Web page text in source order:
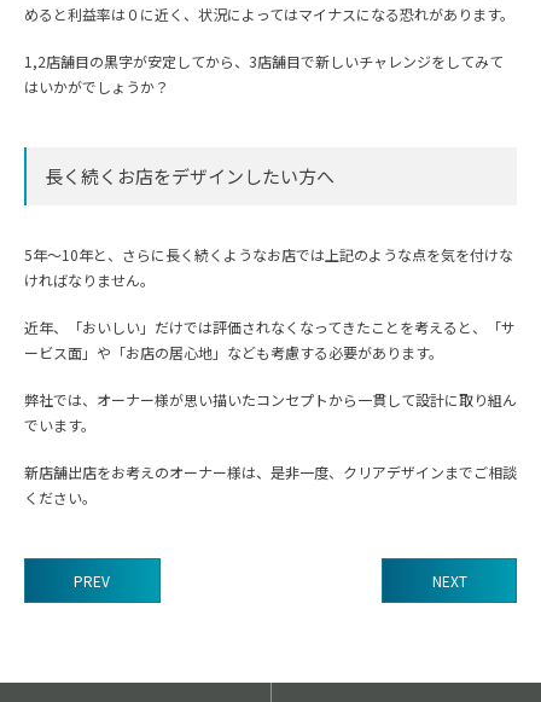
めると利益率は０に近く、状況によってはマイナスになる恐れがあります。
1,2店舗目の黒字が安定してから、3店舗目で新しいチャレンジをしてみて
はいかがでしょうか？
長く続くお店をデザインしたい方へ
5年〜10年と、さらに長く続くようなお店では上記のような点を気を付けな
ければなりません。
近年、「おいしい」だけでは評価されなくなってきたことを考えると、「サ
ービス面」や「お店の居心地」なども考慮する必要があります。
弊社では、オーナー様が思い描いたコンセプトから一貫して設計に取り組ん
でいます。
新店舗出店をお考えのオーナー様は、是非一度、クリアデザインまでご相談
ください。
の
PREV NEXT